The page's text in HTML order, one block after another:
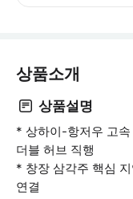
상품소개
상품설명
* 상하이-항저우 고
더블 허브 직행
* 창장 삼각주 핵심
연결